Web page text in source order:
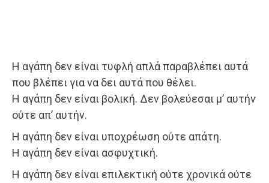
Η αγάπη δεν είναι τυφλή απλά παραβλέπει αυτά
που βλέπει για να δει αυτά που θέλει.
Η αγάπη δεν είναι βολική. Δεν βολεύεσαι μ’ αυτήν
ούτε απ’ αυτήν.
H αγάπη δεν είναι υποχρέωση ούτε απάτη.
Η αγάπη δεν είναι ασφυχτική.
Η αγάπη δεν είναι επιλεκτική ούτε χρονικά ούτε